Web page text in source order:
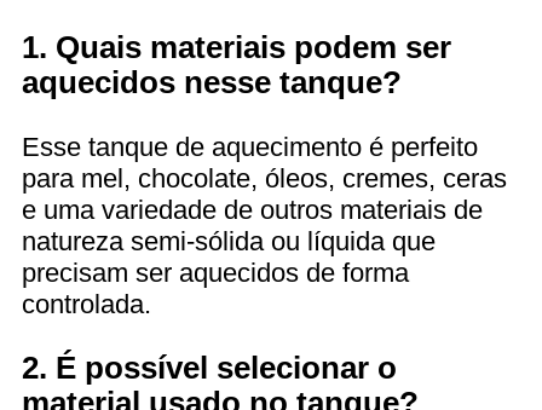
1. Quais materiais podem ser
aquecidos nesse tanque?
Esse tanque de aquecimento é perfeito
para mel, chocolate, óleos, cremes, ceras
e uma variedade de outros materiais de
natureza semi-sólida ou líquida que
precisam ser aquecidos de forma
controlada.
2. É possível selecionar o